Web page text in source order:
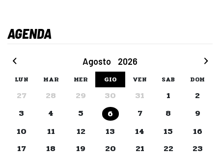
AGENDA
Agosto 2026
LUN MAR MER GIO VEN SAB DOM
27 28 29 30 31 1
2
3
4 5 6 7 8
9
10
11 12 13 14 15
16
17
18 19 20 21 22
23